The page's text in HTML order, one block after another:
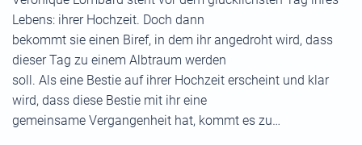
Lebens: ihrer Hochzeit. Doch dann
bekommt sie einen Biref, in dem ihr angedroht wird, dass
dieser Tag zu einem Albtraum werden
soll. Als eine Bestie auf ihrer Hochzeit erscheint und klar
wird, dass diese Bestie mit ihr eine
gemeinsame Vergangenheit hat, kommt es zu…